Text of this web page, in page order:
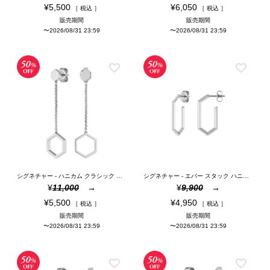
¥5,500
税込
販売期間
〜2026/08/31 23:59
¥6,050
税込
販売期間
〜2026/08/31 23:59
¥11,000
¥5,500
税込
販売期間
〜2026/08/31 23:59
¥9,900
¥4,950
税込
販売期間
〜2026/08/31 23:59